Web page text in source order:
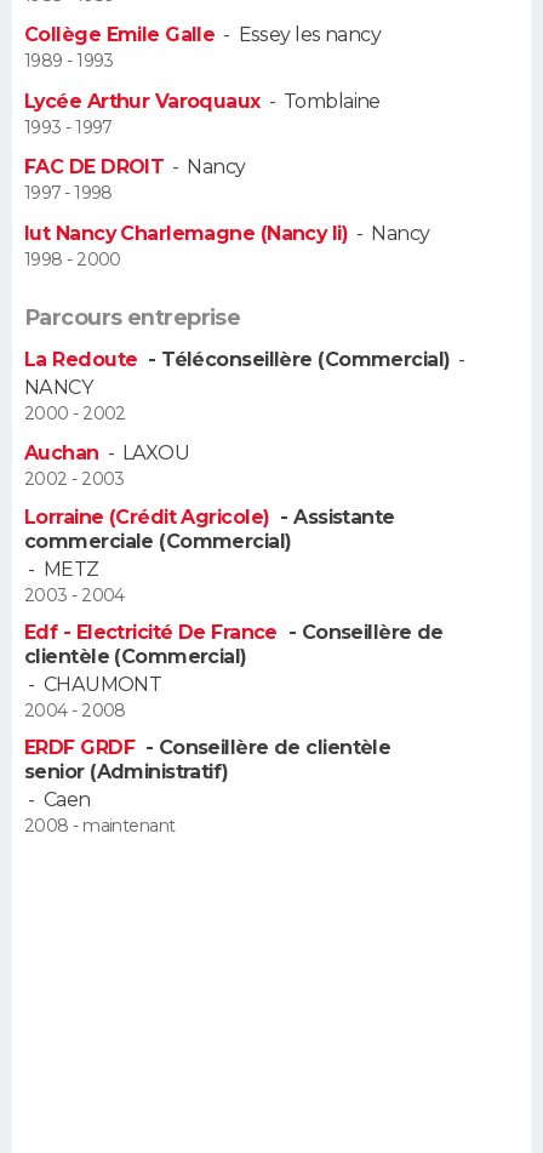
Alimentation
Guide de la santé
Maladies
Médicaments
Sommeil
VOYAGE
Destinations
City break
Voyage nature
Voyage de noces
Forum
Climat
+
PHOTO
GUIDES D'ACHAT
BONS PLANS
Carte de Noël
Carte Bonne année
Carte Saint-Valentin
Carte Pâques
Carte d'anniversaire
Dictionnaire
Biographies
Citations
Expressions
Proverbes
PROGRAMME TV
COPAINS D'AVANT
AVIS DE DÉCÈS
FORUM
Collège Emile Galle - Essey les nancy
1989 - 1993
Lycée Arthur Varoquaux- Tomblaine
1993 - 1997
FAC DE DROIT - Nancy
1997 - 1998
Iut Nancy Charlemagne (Nancy Ii) - Nancy
1998 - 2000
Parcours entreprise
La Redoute - Téléconseillère (Commercial) -
NANCY
2000 - 2002
Auchan - LAXOU
2002 - 2003
Lorraine (Crédit Agricole) - Assistante
commerciale (Commercial)
- METZ
2003 - 2004
Edf - Electricité De France - Conseillère de
clientèle (Commercial)
- CHAUMONT
2004 - 2008
ERDF GRDF - Conseillère de clientèle
senior (Administratif)
- Caen
2008 - maintenant